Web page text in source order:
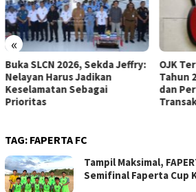
«
Buka SLCN 2026, Sekda Jeffry:
Nelayan Harus Jadikan
Keselamatan Sebagai
Prioritas
OJK
Tahun
dan
TAG: FAPERTA FC
Tampil Maksimal,
Semifinal Faperta Cup